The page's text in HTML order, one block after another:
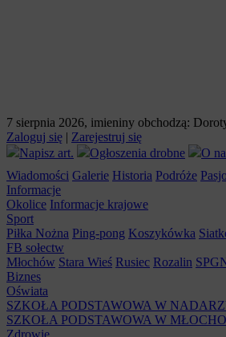
7 sierpnia 2026, imieniny obchodzą:
Zaloguj się | Zarejestruj się
Napisz art.
Ogłoszenia drobne O
Wiadomości Galerie Historia Podróże
Informacje
Okolice Informacje krajowe
Sport
Piłka Nożna Ping-pong Koszykówka
FB sołectw
Młochów Stara Wieś Rusiec Rozalin
Biznes
Oświata
SZKOŁA PODSTAWOWA W
SZKOŁA PODSTAWOWA W
Zdrowie